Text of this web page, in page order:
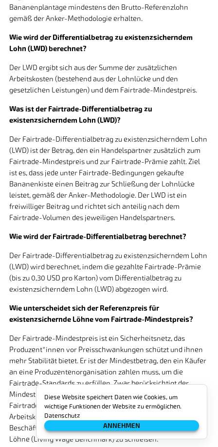
Bananenplantage mindestens den Brutto-Referenzlohn
gemäß der Anker-Methodologie erhalten.
Wie wird der Differentialbetrag zu existenzsicherndem
Lohn (LWD) berechnet?
Der LWD ergibt sich aus der Summe der zusätzlichen
Arbeitskosten (bestehend aus der Lohnlücke und den
gesetzlichen Leistungen) und dem Fairtrade-Mindestpreis.
Was ist der Fairtrade-Differentialbetrag zu
existenzsicherndem Lohn (LWD)?
Der Fairtrade-Differentialbetrag zu existenzsicherndem Lohn
(LWD) ist der Betrag, den ein Handelspartner zusätzlich zum
Fairtrade-Mindestpreis und zur Fairtrade-Prämie zahlt. Ziel
ist es, dass jede unter Fairtrade-Bedingungen gekaufte
Bananenkiste einen Beitrag zur Schließung der Lohnlücke
leistet, gemäß der Anker-Methodologie. Der LWD ist ein
freiwilliger Beitrag und richtet sich anteilig nach dem
Fairtrade-Volumen des jeweiligen Handelspartners.
Wie wird der Fairtrade-Differentialbetrag berechnet?
Der Fairtrade-Differentialbetrag zu existenzsicherndem Lohn
(LWD) wird berechnet, indem die gezahlte Fairtrade-Prämie
(bis zu 0,30 USD pro Karton) vom Differentialbetrag zu
existenzsicherndem Lohn (LWD) abgezogen wird.
Wie unterscheidet sich der Referenzpreis für
existenzsichernde Löhne vom Fairtrade-Mindestpreis?
Der Fairtrade-Mindestpreis ist ein Sicherheitsnetz, das
Produzent*innen vor Preisschwankungen schützt und ihnen
mehr Stabilität bietet. Er ist der Mindestbetrag, den ein Käufer
an eine Produzentenorganisation zahlen muss, um die
Fairtrade-Standards zu erfüllen. Zwar berücksichtigt der
Mindestpreis die aktuellen Lohnkosten sowie die Zahlung des
Fairtrade-Basislohns, jedoch deckt er nicht die zusätzlichen
Arbeitskosten, die erforderlich sind, um die Lohnlücke von
Beschäftigten unterhalb des Richtwerts für existenzsichernde
Löhne (Living Wage Benchmark) zu schließen.
Diese Website speichert Daten wie Cookies, um
wichtige Funktionen der Website zu ermöglichen.
Datenschutz
ANNEHMEN